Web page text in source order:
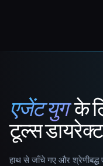
That AI
एजेंट युगके
टूल्स
हाथ से जाँचे गए और